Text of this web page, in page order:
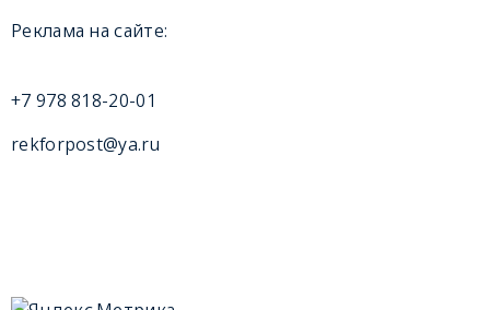
Реклама на сайте:
+7 978 818-20-01
rekforpost@ya.ru